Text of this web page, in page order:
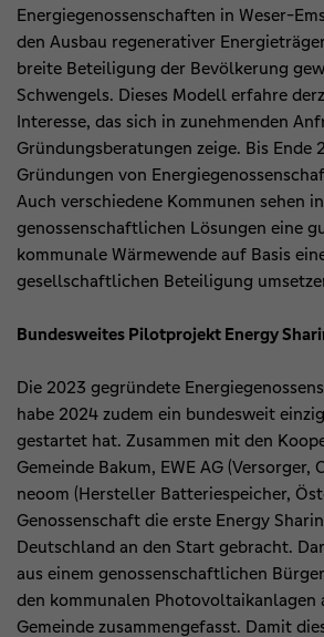
Energiegenossenschaften in Weser-
den Ausbau regenerativer
breite Beteiligung der Bevölkerung
Schwengels. Dieses Modell erfahre
Interesse, das sich in zunehmenden
Gründungsberatungen zeige. Bis Ende
Gründungen von
Auch verschiedene Kommunen sehen in
genossenschaftlichen Lösungen eine
kommunale Wärmewende auf Basis
gesellschaftlichen Beteiligung
Bundesweites Pilotprojekt Energy
Die 2023 gegründete
habe 2024 zudem ein bundesweit
gestartet hat. Zusammen mit den
Gemeinde Bakum, EWE AG (Versorger,
neoom (Hersteller Batteriespeicher,
Genossenschaft die erste Energy
Deutschland an den Start gebracht.
aus einem genossenschaftlichen
den kommunalen Photovoltaikanlagen
Gemeinde zusammengefasst. Damit